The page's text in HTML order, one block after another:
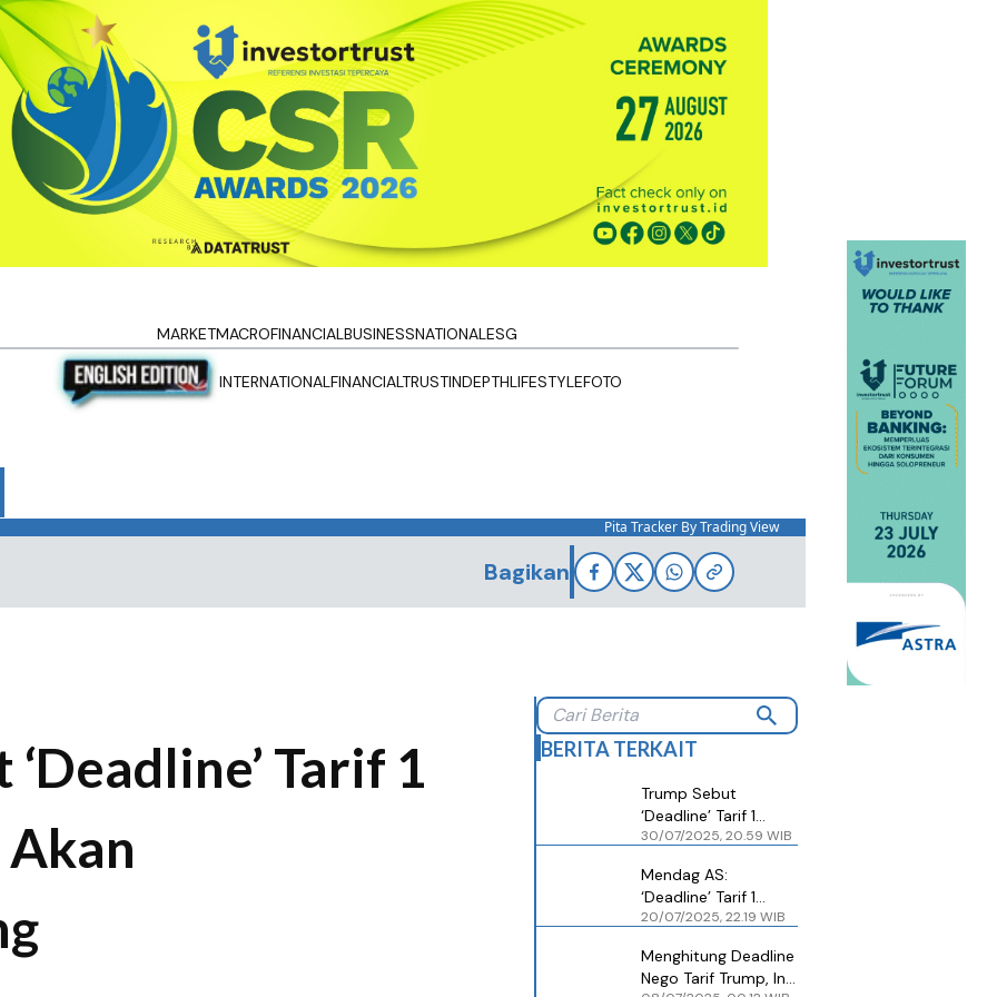
MARKETMACROFINANCIALBUSINESSNATIONALESG
INTERNATIONALFINANCIALTRUSTINDEPTHLIFESTYLEFOTO
Pita Tracker By Trading View
Bagikan
Tarif 1
BERITA TERKAIT
Trump Sebut
‘Deadline’ Tarif 1
Agustus Tak Akan
30/07/2025, 20.59 WIB
Mendag AS:
‘Deadline’ Tarif 1
Agustus, tapi
Terbuka
20/07/2025, 22.19 WIB
Menghitung Deadline
Nego Tarif Trump, Ini